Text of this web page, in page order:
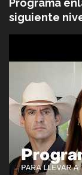
Programa
siguiente